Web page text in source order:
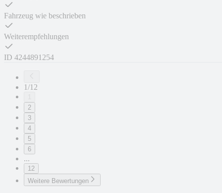
Fahrzeug wie beschrieben
Weiterempfehlungen
ID 4244891254
1/12
2
3
4
5
6
...
12
Weitere Bewertungen